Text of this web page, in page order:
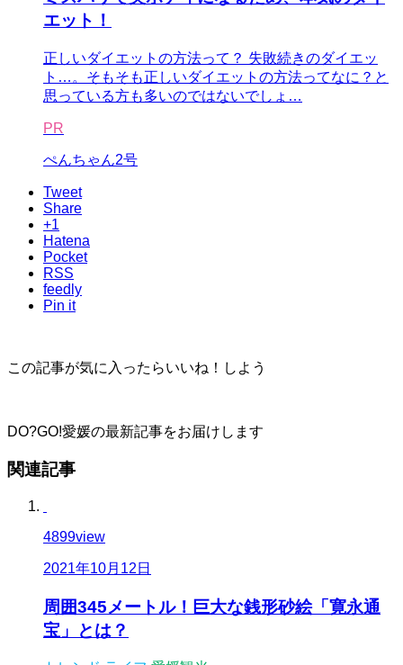
エット！
正しいダイエットの方法って？ 失敗続きのダイエッ
ト…。そもそも正しいダイエットの方法ってなに？と
思っている方も多いのではないでしょ…
PR
ぺんちゃん2号
Tweet
Share
+1
Hatena
Pocket
RSS
feedly
Pin it
この記事が気に入ったらいいね！しよう
DO?GO!愛媛の最新記事をお届けします
関連記事
4899view
2021年10月12日
周囲345メートル！巨大な銭形砂絵「寛永通
宝」とは？